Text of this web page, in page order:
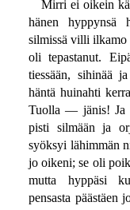
Mirri ei oikein
hänen hyppynsä
silmissä villi ilkamo
oli tepastanut.
tiessään, sihinää
häntä huinahti
Tuolla — jänis! Ja
pisti silmään ja
syöksyi lähimmän
jo oikeni; se oli
mutta hyppäsi
pensasta